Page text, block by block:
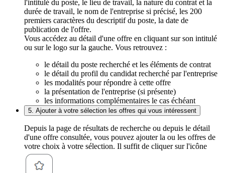
l'intitulé du poste, le lieu de travail, la nature du contrat et la
durée de travail, le nom de l'entreprise si précisé, les 200
premiers caractères du descriptif du poste, la date de
publication de l'offre.
Vous accédez au détail d'une offre en cliquant sur son intitulé
ou sur le logo sur la gauche. Vous retrouvez :
le détail du poste recherché et les éléments de contrat
le détail du profil du candidat recherché par l'entreprise
les modalités pour répondre à cette offre
la présentation de l'entreprise (si présente)
les informations complémentaires le cas échéant
5. Ajouter à votre sélection les offres qui vous intéressent
Depuis la page de résultats de recherche ou depuis le détail
d'une offre consultée, vous pouvez ajouter la ou les offres de
votre choix à votre sélection. Il suffit de cliquer sur l'icône